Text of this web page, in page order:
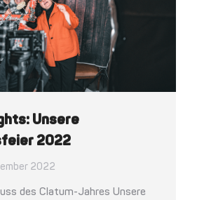
Unsere
2022
2022
des Clatum-Jahres Unsere